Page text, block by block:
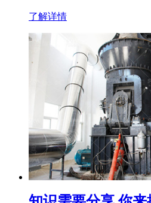
了解详情